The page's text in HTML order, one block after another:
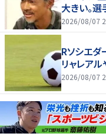
大きい。
2026/08/07
Rソシエダ
リャレア
2026/08/07